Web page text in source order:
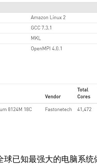
已知最强大的电脑系统